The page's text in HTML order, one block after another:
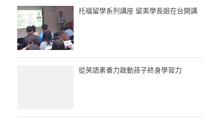
托福留學系列講座 留美學長姐在台開講
從英語素養力啟動孩子終身學習力